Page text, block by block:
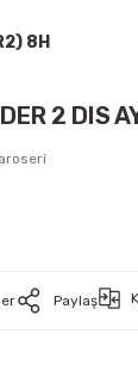
8H
2 DIS
Paylaş